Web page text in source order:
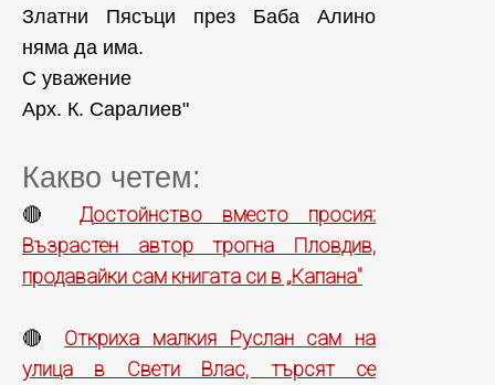
Златни Пясъци през Баба Алино
няма да има.
С уважение
Арх. К. Саралиев"
Какво четем:
🔴 Достойнство вместо просия:
Възрастен автор трогна Пловдив,
продавайки сам книгата си в „Капана"
🔴 Откриха малкия Руслан сам на
улица в Свети Влас, търсят се